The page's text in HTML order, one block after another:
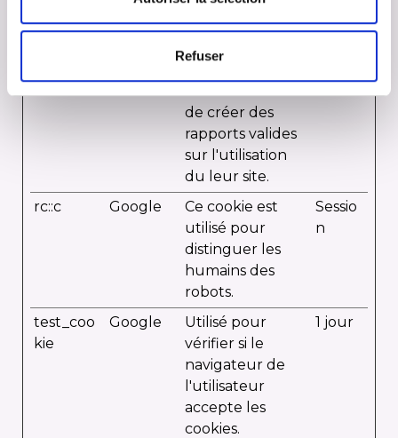
Refuser
distinguer les
humains des
robots. Ceci est
le site web afin
de créer des
rapports valides
sur l'utilisation
du leur site.
rc::c Google
Ce cookie est
utilisé pour
distinguer les
humains des
robots.
Sessio
n
test_coo
kie
Google
Utilisé pour
vérifier si le
navigateur de
l'utilisateur
accepte les
cookies.
1 jour